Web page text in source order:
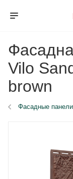
Vilo
brown
Фасадные панели